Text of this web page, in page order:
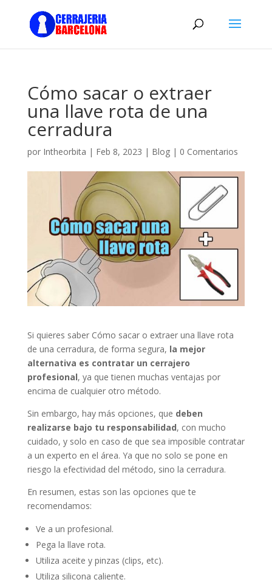
Cómo sacar o extraer
una llave rota de una
cerradura
por Intheorbita | Feb 8, 2023 | Blog| 0 Comentarios
Si quieres saber Cómo sacar o extraer una llave rota
de una cerradura, de forma segura, la mejor
alternativa es contratar un cerrajero
profesional, ya que tienen muchas ventajas por
encima de cualquier otro método.
Sin embargo, hay más opciones, que deben
realizarse bajo tu responsabilidad, con mucho
cuidado, y solo en caso de que sea imposible contratar
a un experto en el área. Ya que no solo se pone en
riesgo la efectividad del método, sino la cerradura.
En resumen, estas son las opciones que te
recomendamos:
Ve a un profesional.
Pega la llave rota.
Utiliza aceite y pinzas (clips, etc).
Utiliza silicona caliente.